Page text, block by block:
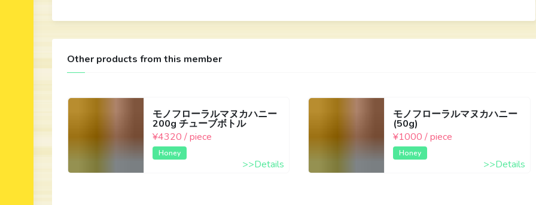
Other products from this member
モノフローラルマヌカハニー
200g チューブボトル
¥4320 / piece
Honey
>>Details
モノフローラルマヌカハニー
(50g)
¥1000 / piece
Honey
>>Details